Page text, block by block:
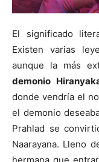
El significado
Existen varias
aunque la más
demonio
donde vendría el
el demonio
Prahlad se
Naarayana. Lleno